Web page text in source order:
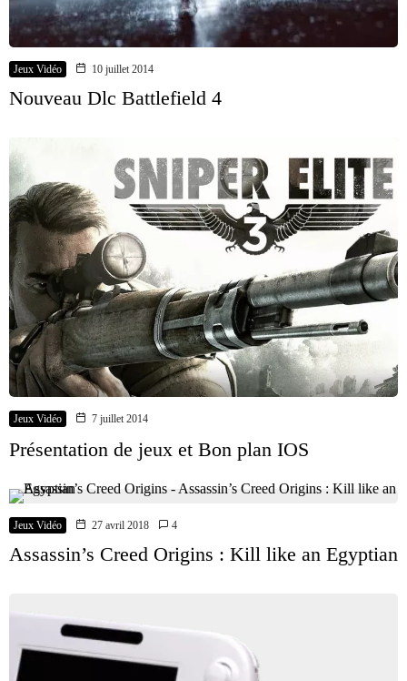
Jeux Vidéo 10 juillet 2014
Nouveau Dlc Battlefield 4
Jeux Vidéo 7 juillet 2014
Présentation de jeux et Bon plan IOS
Jeux Vidéo 27 avril 2018 4
Assassin’s Creed Origins : Kill like an Egyptian